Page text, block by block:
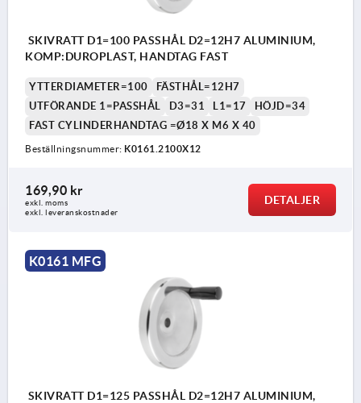
SKIVRATT D1=100 PASSHÅL D2=12H7 ALUMINIUM,
KOMP:DUROPLAST, HANDTAG FAST
YTTERDIAMETER=100
FÄSTHÅL=12H7
UTFÖRANDE 1=PASSHÅL
D3=31 L1=17
HÖJD=34
FAST CYLINDERHANDTAG =Ø18 X M6 X 40
Beställningsnummer: K0161.2100X12
169,90 kr
exkl. moms
exkl. leveranskostnader
DETALJER
K0161 MFG
SKIVRATT D1=125 PASSHÅL D2=12H7 ALUMINIUM,